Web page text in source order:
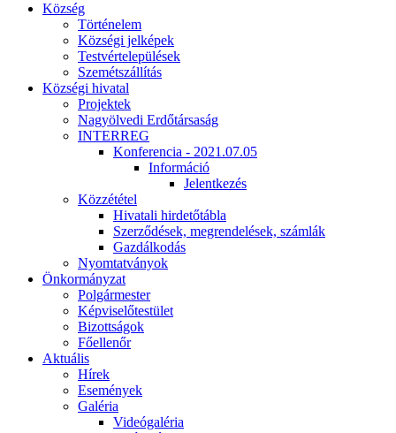
Község
Történelem
Községi jelképek
Testvértelepülések
Szemétszállítás
Községi hivatal
Projektek
Nagyölvedi Erdőtársaság
INTERREG
Konferencia - 2021.07.05
Információ
Jelentkezés
Közzététel
Hivatali hirdetőtábla
Szerződések, megrendelések, számlák
Gazdálkodás
Nyomtatványok
Önkormányzat
Polgármester
Képviselőtestület
Bizottságok
Főellenőr
Aktuális
Hírek
Események
Galéria
Videógaléria